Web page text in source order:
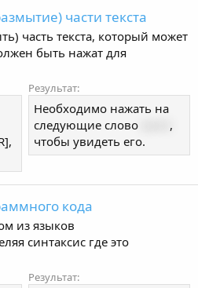
части текста
часть текста, который может
быть нажат для
Результат:
Необходимо нажать на
следующие слово
,
чтобы увидеть его.
кода
из языков
синтаксис где это
Результат: